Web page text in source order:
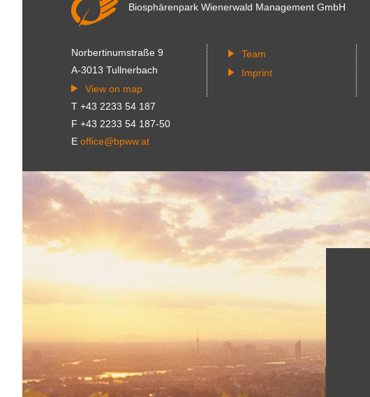
Biosphärenpark Wienerwald Management GmbH
Norbertinumstraße 9
A-3013 Tullnerbach
View on map
T +43 2233 54 187
F +43 2233 54 187-50
E office@bpww.at
Team
Imprint